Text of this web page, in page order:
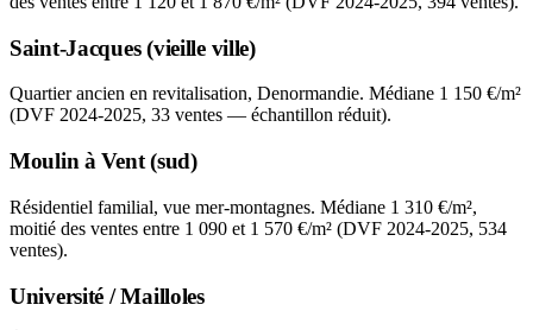
Saint-Jacques (vieille ville)
Quartier ancien en revitalisation, Denormandie. Médiane 1 150 €/m²
(DVF 2024-2025, 33 ventes — échantillon réduit).
Moulin à Vent (sud)
Résidentiel familial, vue mer-montagnes. Médiane 1 310 €/m²,
moitié des ventes entre 1 090 et 1 570 €/m² (DVF 2024-2025, 534
ventes).
Université / Mailloles